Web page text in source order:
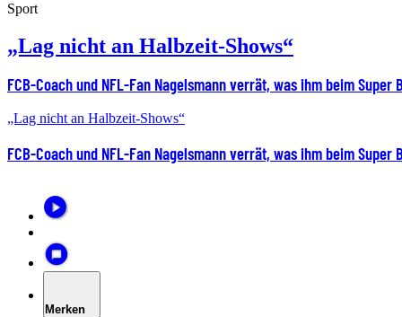
Sport
„Lag nicht an Halbzeit-Shows“
FCB-Coach und NFL-Fan Nagelsmann verrät, was ihm beim Super
„Lag nicht an Halbzeit-Shows“
FCB-Coach und NFL-Fan Nagelsmann verrät, was ihm beim Super
Merken